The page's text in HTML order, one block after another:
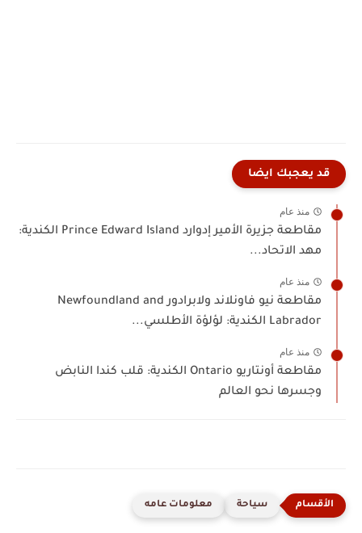
قد يعجبك ايضا
منذ عام
مقاطعة جزيرة الأمير إدوارد Prince Edward Island الكندية:
مهد الاتحاد...
منذ عام
مقاطعة نيو فاونلاند ولابرادور Newfoundland and
Labrador الكندية: لؤلؤة الأطلسي...
منذ عام
مقاطعة أونتاريو Ontario الكندية: قلب كندا النابض
وجسرها نحو العالم
سياحة معلومات عامه